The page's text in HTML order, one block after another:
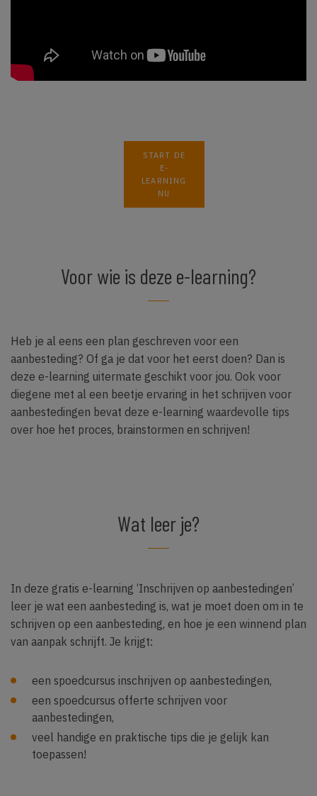
START DE
E-
LEARNING
NU
Voor wie is deze e-learning?
Heb je al eens een plan geschreven voor een
aanbesteding? Of ga je dat voor het eerst doen? Dan is
deze e-learning uitermate geschikt voor jou. Ook voor
diegene met al een beetje ervaring in het schrijven voor
aanbestedingen bevat deze e-learning waardevolle tips
over hoe het proces, brainstormen en schrijven!
Wat leer je?
In deze gratis e-learning ‘Inschrijven op aanbestedingen’
leer je wat een aanbesteding is, wat je moet doen om in te
schrijven op een aanbesteding, en hoe je een winnend plan
van aanpak schrijft. Je krijgt:
een spoedcursus inschrijven op aanbestedingen,
een spoedcursus offerte schrijven voor
aanbestedingen,
veel handige en praktische tips die je gelijk kan
toepassen!